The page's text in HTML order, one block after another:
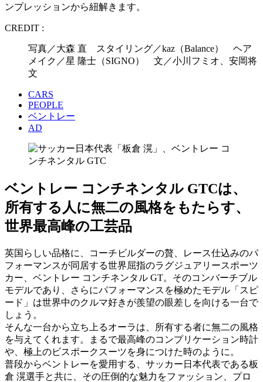
ンプレッションから紐解きます。
CREDIT :
写真／大森 直 スタイリング／kaz（Balance） ヘア
メイク／星 隆士（SIGNO） 文／小川フミオ、安岡将
文
CARS
PEOPLE
ベントレー
AD
ベントレー コンチネンタル GTCは、
所有する人に無二の風格をもたらす、
世界最高峰の工芸品
英国らしい品格に、コーチビルダーの贅、レース仕込みのパ
フォーマンスが同居する世界屈指のラグジュアリースポーツ
カー、ベントレー コンチネンタル GT。そのコンバーチブル
モデルであり、さらにパフォーマンスを極めたモデル「スピ
ード」は世界中のクルマ好きが羨望の眼差しを向ける一台で
しょう。
そんな一台から立ち上るオーラは、所有する者に無二の風格
を与えてくれます。まるで最高峰のコンプリケーション時計
や、極上のビスポークスーツを身につけた時のように。
普段からベントレーを愛用する、サッカー日本代表である板
倉 滉選手と共に、その圧倒的な魅力をファッション、プロ